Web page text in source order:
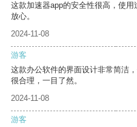
这款加速器app的安全性很高，使
放心。
2024-11-08
游客
这款办公软件的界面设计非常简洁
很合理，一目了然。
2024-11-08
游客